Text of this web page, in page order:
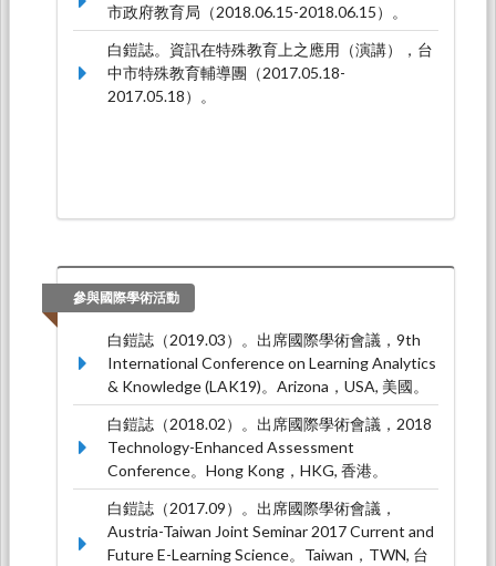
市政府教育局（2018.06.15-2018.06.15）。
白鎧誌。資訊在特殊教育上之應用（演講），台
中市特殊教育輔導團（2017.05.18-
2017.05.18）。
參與國際學術活動
白鎧誌（2019.03）。出席國際學術會議，9th
International Conference on Learning Analytics
& Knowledge (LAK19)。Arizona，USA, 美國。
白鎧誌（2018.02）。出席國際學術會議，2018
Technology-Enhanced Assessment
Conference。Hong Kong，HKG, 香港。
白鎧誌（2017.09）。出席國際學術會議，
Austria-Taiwan Joint Seminar 2017 Current and
Future E-Learning Science。Taiwan，TWN, 台